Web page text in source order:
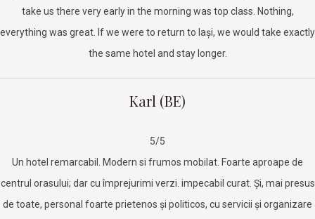
take us there very early in the morning was top class. Nothing,
everything was great. If we were to return to Iaşi, we would take exactly
the same hotel and stay longer.
Karl (BE)
5/5
Un hotel remarcabil. Modern si frumos mobilat. Foarte aproape de
centrul orasului; dar cu împrejurimi verzi. impecabil curat. Și, mai presus
de toate, personal foarte prietenos și politicos, cu servicii și organizare